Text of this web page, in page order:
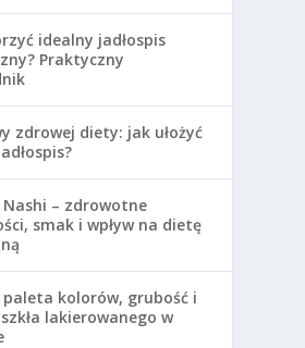
idealny jadłospis
Praktyczny
zdrowej diety: jak ułożyć
Nashi – zdrowotne
smak i wpływ na dietę
paleta kolorów, grubość i
lakierowanego w